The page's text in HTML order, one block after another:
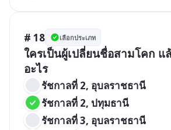
# 18 เลือกประเภท
ใครเป็นผู้เปลี่ยนชื่อสามโคก แ
อะไร
รัชกาลที่ 2, อุบลราชธานี
รัชกาลที่ 2, ปทุมธานี
รัชกาลที่ 3, อุบลราชธานี